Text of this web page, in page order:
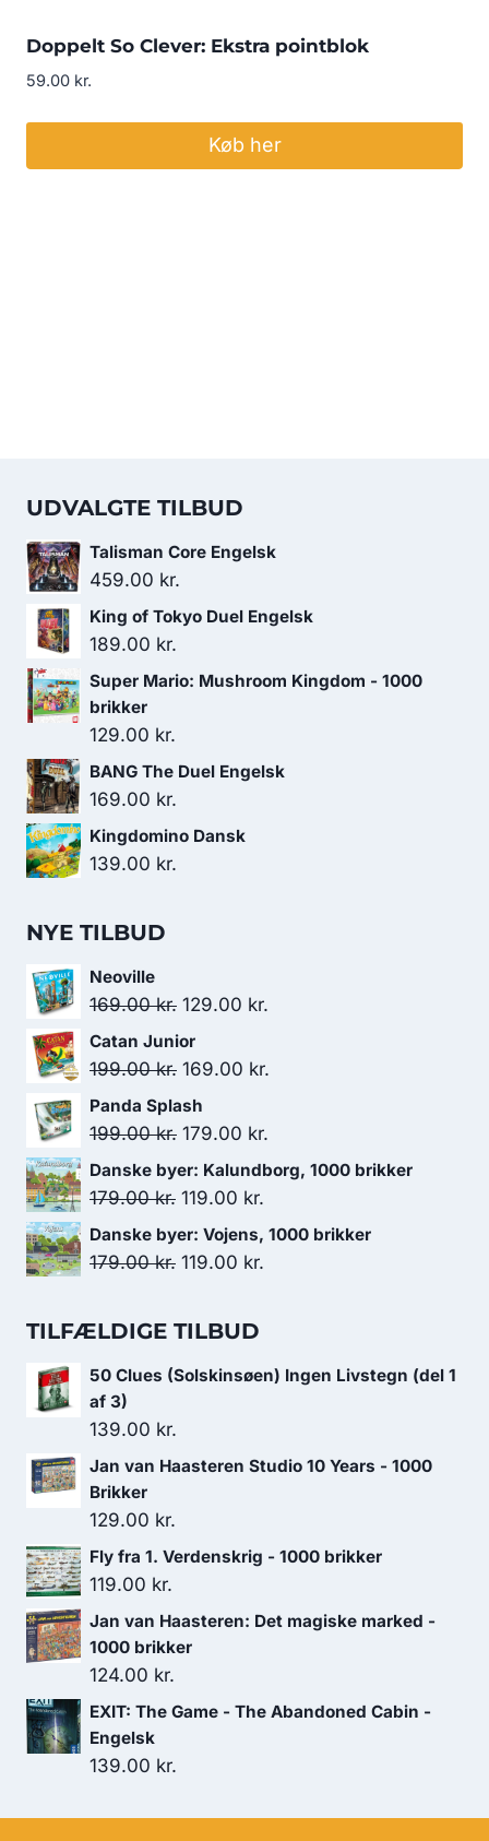
Doppelt So Clever: Ekstra pointblok
59.00 kr.
Køb her
UDVALGTE TILBUD
Talisman Core Engelsk
459.00 kr.
King of Tokyo Duel Engelsk
189.00 kr.
Super Mario: Mushroom Kingdom - 1000
brikker
129.00 kr.
BANG The Duel Engelsk
169.00 kr.
Kingdomino Dansk
139.00 kr.
NYE TILBUD
Neoville
169.00kr. Den
oprindelige
pris
169.00 kr..
129.00 kr.
Catan Junior
199.00kr. Den
oprindelige
pris
199.00 kr..
169.00 kr.
169.00 kr..
Panda Splash
199.00kr. Den
oprindelige
pris
199.00 kr..
179.00 kr.
aktuelle
Danske byer: Kalundborg, 1000 brikker
179.00kr. Den
oprindelige
pris
119.00 kr.
aktuelle
Danske byer: Vojens, 1000 brikker
179.00kr. Den
pris
179.00 kr..
119.00 kr.
119.00 kr..
TILFÆLDIGE TILBUD
50 Clues (Solskinsøen) Ingen Livstegn (del 1
af 3)
139.00 kr.
Jan van Haasteren Studio 10 Years - 1000
Brikker
129.00 kr.
Fly fra 1. Verdenskrig - 1000 brikker
119.00 kr.
Jan van Haasteren: Det magiske marked -
1000 brikker
124.00 kr.
EXIT: The Game - The Abandoned Cabin -
Engelsk
139.00 kr.